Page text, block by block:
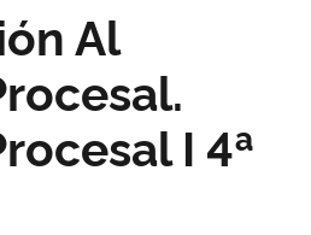
Al
I 4ª